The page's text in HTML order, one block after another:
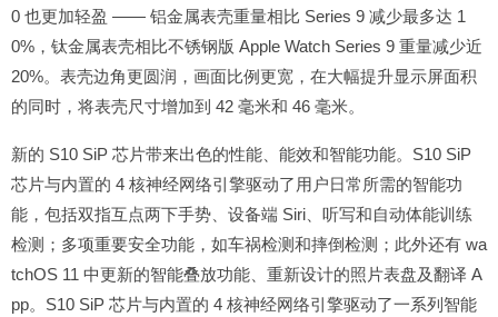
0 也更加轻盈 —— 铝金属表壳重量相比 Series 9 减少最多达 1
0%，钛金属表壳相比不锈钢版 Apple Watch Series 9 重量减少近
20%。表壳边角更圆润，画面比例更宽，在大幅提升显示屏面积
的同时，将表壳尺寸增加到 42 毫米和 46 毫米。
新的 S10 SiP 芯片带来出色的性能、能效和智能功能。S10 SiP
芯片与内置的 4 核神经网络引擎驱动了用户日常所需的智能功
能，包括双指互点两下手势、设备端 Siri、听写和自动体能训练
检测；多项重要安全功能，如车祸检测和摔倒检测；此外还有 wa
tchOS 11 中更新的智能叠放功能、重新设计的照片表盘及翻译 A
pp。S10 SiP 芯片与内置的 4 核神经网络引擎驱动了一系列智能